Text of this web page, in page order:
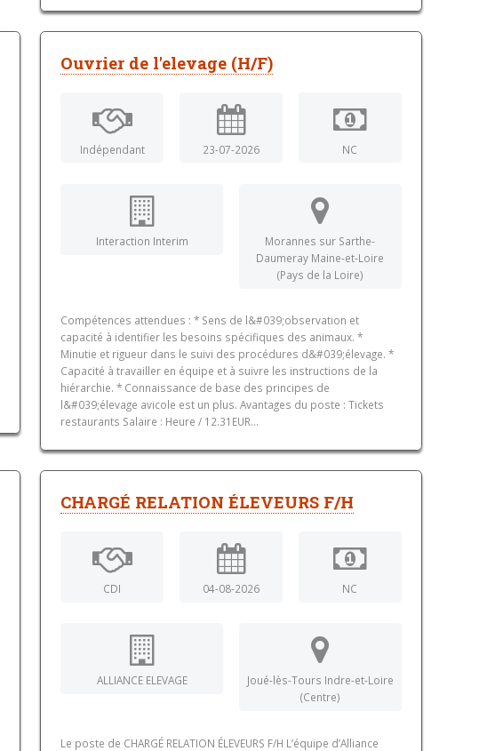
Ouvrier de l'elevage (H/F)
Indépendant 23-07-2026 NC
Interaction Interim
Morannes sur Sarthe-
Daumeray Maine-et-Loire
(Pays de la Loire)
Compétences attendues : * Sens de l&#039;observation et
capacité à identifier les besoins spécifiques des animaux. *
Minutie et rigueur dans le suivi des procédures d&#039;élevage. *
Capacité à travailler en équipe et à suivre les instructions de la
hiérarchie. * Connaissance de base des principes de
l&#039;élevage avicole est un plus. Avantages du poste : Tickets
restaurants Salaire : Heure / 12.31EUR...
CHARGÉ RELATION ÉLEVEURS F/H
CDI 04-08-2026 NC
ALLIANCE ELEVAGE
Joué-lès-Tours Indre-et-Loire
(Centre)
Le poste de CHARGÉ RELATION ÉLEVEURS F/H L’équipe d’Alliance